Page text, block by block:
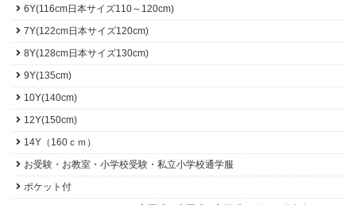
6Y(116cm日本サイズ110～120cm)
7Y(122cm日本サイズ120cm)
8Y(128cm日本サイズ130cm)
9Y(135cm)
10Y(140cm)
12Y(150cm)
14Y（160ｃｍ）
お受験・お教室・小学校受験・私立小学校通学服
ポケット付